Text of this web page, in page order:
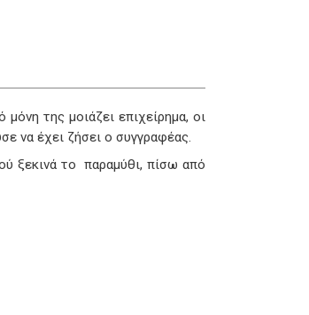
της μοιάζει επιχείρημα, οι
να έχει ζήσει ο συγγραφέας.
ξεκινά το παραμύθι, πίσω από